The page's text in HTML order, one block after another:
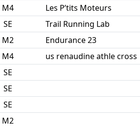
M4
Les P’tits Moteurs
SE
Trail Running Lab
M2
Endurance 23
M4
us renaudine athle cross
SE
SE
SE
M2